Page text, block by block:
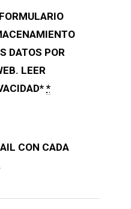
DATOS POR
LEER
*
CON CADA